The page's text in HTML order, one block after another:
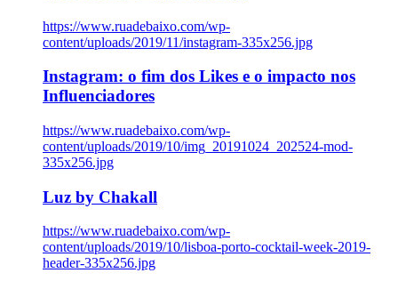
https://www.ruadebaixo.com/wp-
content/uploads/2019/11/instagram-335x256.jpg
Instagram: o fim dos Likes e o impacto nos
Influenciadores
https://www.ruadebaixo.com/wp-
content/uploads/2019/10/img_20191024_202524-mod-
335x256.jpg
Luz by Chakall
https://www.ruadebaixo.com/wp-
content/uploads/2019/10/lisboa-porto-cocktail-week-2019-
header-335x256.jpg